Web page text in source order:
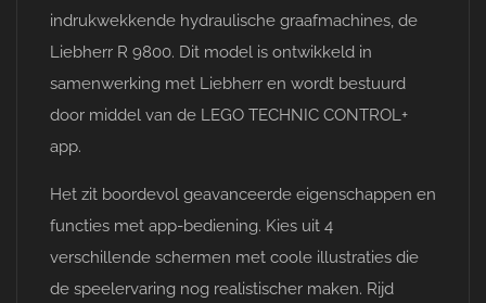
indrukwekkende hydraulische graafmachines, de
Liebherr R 9800. Dit model is ontwikkeld in
samenwerking met Liebherr en wordt bestuurd
door middel van de LEGO TECHNIC CONTROL+
app.
Het zit boordevol geavanceerde eigenschappen en
functies met app-bediening. Kies uit 4
verschillende schermen met coole illustraties die
de speelervaring nog realistischer maken. Rijd